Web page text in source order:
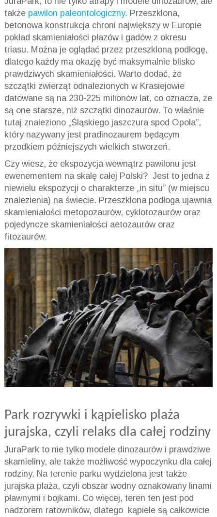
także pawilon paleontologiczny. Przeszklona,
betonowa konstrukcja chroni największy w Europie
pokład skamieniałości płazów i gadów z okresu
triasu. Można je oglądać przez przeszkloną podłogę,
dlatego każdy ma okazję być maksymalnie blisko
prawdziwych skamieniałości. Warto dodać, że
szczątki zwierząt odnalezionych w Krasiejowie
datowane są na 230-225 milionów lat, co oznacza, że
są one starsze, niż szczątki dinozaurów. To właśnie
tutaj znaleziono „Śląskiego jaszczura spod Opola”,
który nazywany jest pradinozaurem będącym
przodkiem późniejszych wielkich stworzeń.
Czy wiesz, że ekspozycja wewnątrz pawilonu jest
ewenementem na skalę całej Polski? Jest to jedna z
niewielu ekspozycji o charakterze „in situ” (w miejscu
znalezienia) na świecie. Przeszklona podłoga ujawnia
skamieniałości metopozaurów, cyklotozaurów oraz
pojedyncze skamieniałości aetozaurów oraz
fitozaurów.
Park rozrywki i kąpielisko plaża
jurajska, czyli relaks dla całej rodziny
JuraPark to nie tylko modele dinozaurów i prawdziwe
skamieliny, ale także możliwość wypoczynku dla całej
rodziny. Na terenie parku wydzielona jest także
jurajska plaża, czyli obszar wodny oznakowany linami
pławnymi i bojkami. Co więcej, teren ten jest pod
nadzorem ratowników, dlatego kąpiele są całkowicie